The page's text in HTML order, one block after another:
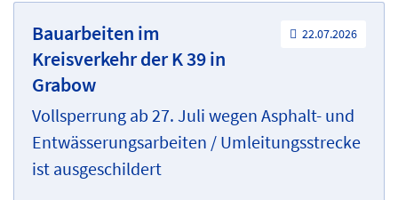
22.07.2026
Bauarbeiten im
Kreisverkehr der K 39 in
Grabow
Vollsperrung ab 27. Juli wegen Asphalt- und
Entwässerungsarbeiten / Umleitungsstrecke
ist ausgeschildert